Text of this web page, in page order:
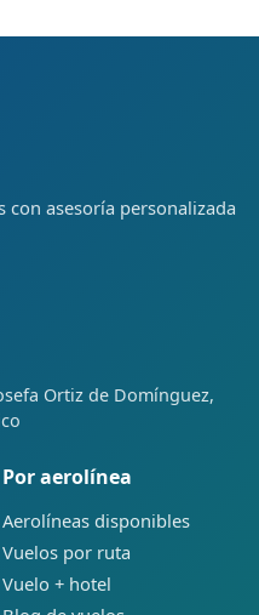
con asesoría personalizada
Ortiz de Domínguez,
Por aerolínea
Aerolíneas disponibles
Vuelos por ruta
Vuelo + hotel